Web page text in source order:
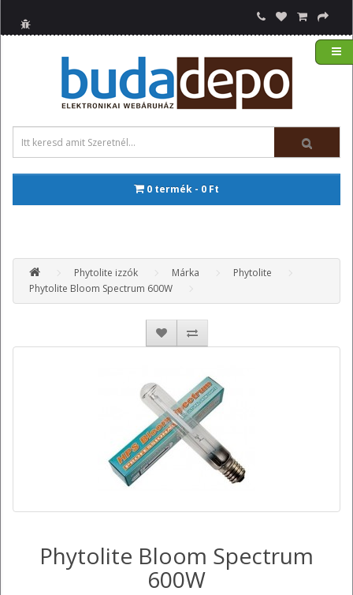
0 termék - 0 Ft
Phytolite izzók Márka
Phytolite
Phytolite Bloom Spectrum 600W
Phytolite Bloom Spectrum
600W